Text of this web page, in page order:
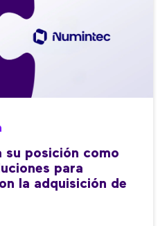
su posición como
para
la adquisición de